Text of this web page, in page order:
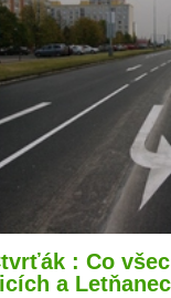
: Co
a